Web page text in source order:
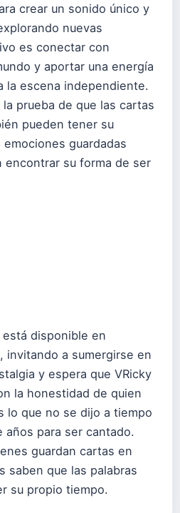
crear un sonido único y
nuevas
es conectar con
y aportar una energía
la escena independiente.
la prueba de que las cartas
pueden tener su
guardadas
encontrar su forma de ser
está disponible en
, invitando a sumergirse en
y espera que VRicky
la honestidad de quien
lo que no se dijo a tiempo
para ser cantado.
guardan cartas en
saben que las palabras
su propio tiempo.